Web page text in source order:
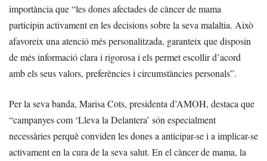
importància que “les dones afectades de càncer de mama
participin activament en les decisions sobre la seva malaltia. Això
afavoreix una atenció més personalitzada, garanteix que disposin
de més informació clara i rigorosa i els permet escollir d’acord
amb els seus valors, preferències i circumstàncies personals”.
Per la seva banda, Marisa Cots, presidenta d’AMOH, destaca que
“campanyes com ‘Lleva la Delantera’ són especialment
necessàries perquè conviden les dones a anticipar-se i a implicar-se
activament en la cura de la seva salut. En el càncer de mama, la